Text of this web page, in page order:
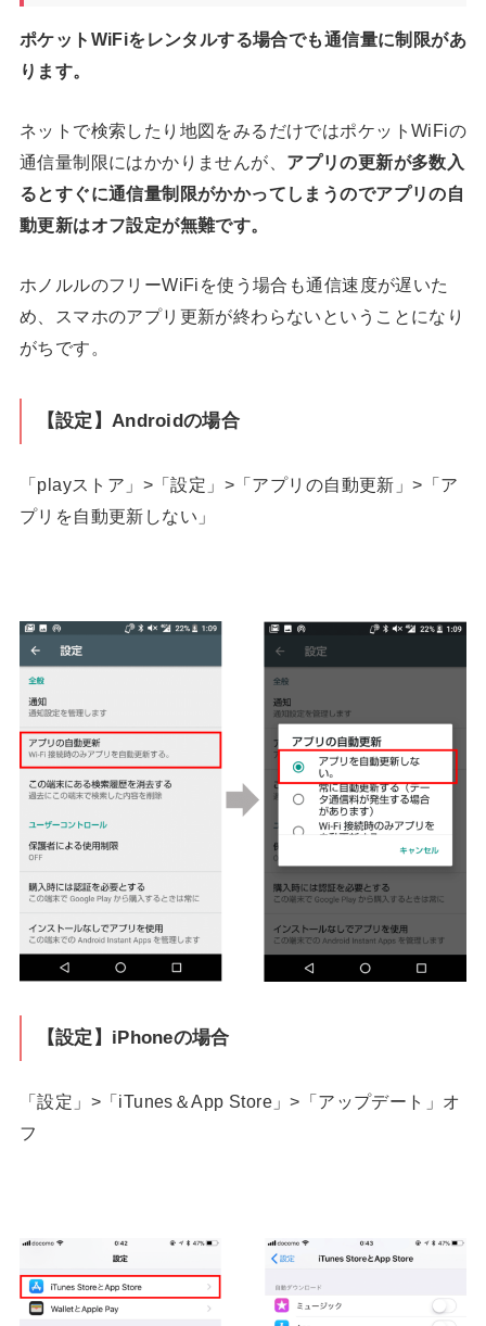
ポケットWiFiをレンタルする場合でも通信量に制限があ
ります。
ネットで検索したり地図をみるだけではポケットWiFiの
通信量制限にはかかりませんが、 アプリの更新が多数入
るとすぐに通信量制限がかかってしまうのでアプリの自
動更新はオフ設定が無難です。
ホノルルのフリーWiFiを使う場合も通信速度が遅いた
め、スマホのアプリ更新が終わらないということになり
がちです。
【設定】Androidの場合
「playストア」>「設定」>「アプリの自動更新」>「ア
プリを自動更新しない」
【設定】iPhoneの場合
「設定」>「iTunes＆App Store」>「アップデート」オ
フ